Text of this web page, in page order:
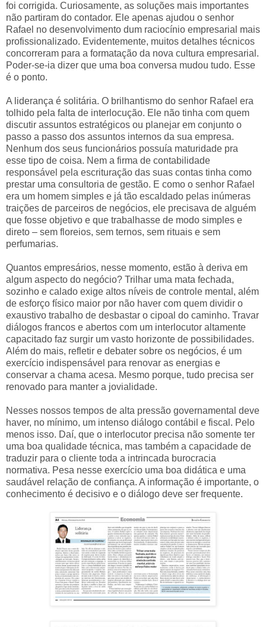
foi corrigida. Curiosamente, as soluções mais importantes
não partiram do contador. Ele apenas ajudou o senhor
Rafael no desenvolvimento dum raciocínio empresarial mais
profissionalizado. Evidentemente, muitos detalhes técnicos
concorreram para a formatação da nova cultura empresarial.
Poder-se-ia dizer que uma boa conversa mudou tudo. Esse
é o ponto.
A liderança é solitária. O brilhantismo do senhor Rafael era
tolhido pela falta de interlocução. Ele não tinha com quem
discutir assuntos estratégicos ou planejar em conjunto o
passo a passo dos assuntos internos da sua empresa.
Nenhum dos seus funcionários possuía maturidade pra
esse tipo de coisa. Nem a firma de contabilidade
responsável pela escrituração das suas contas tinha como
prestar uma consultoria de gestão. E como o senhor Rafael
era um homem simples e já tão escaldado pelas inúmeras
traições de parceiros de negócios, ele precisava de alguém
que fosse objetivo e que trabalhasse de modo simples e
direto – sem floreios, sem ternos, sem rituais e sem
perfumarias.
Quantos empresários, nesse momento, estão à deriva em
algum aspecto do negócio? Trilhar uma mata fechada,
sozinho e calado exige altos níveis de controle mental, além
de esforço físico maior por não haver com quem dividir o
exaustivo trabalho de desbastar o cipoal do caminho. Travar
diálogos francos e abertos com um interlocutor altamente
capacitado faz surgir um vasto horizonte de possibilidades.
Além do mais, refletir e debater sobre os negócios, é um
exercício indispensável para renovar as energias e
conservar a chama acesa. Mesmo porque, tudo precisa ser
renovado para manter a jovialidade.
Nesses nossos tempos de alta pressão governamental deve
haver, no mínimo, um intenso diálogo contábil e fiscal. Pelo
menos isso. Daí, que o interlocutor precisa não somente ter
uma boa qualidade técnica, mas também a capacidade de
traduzir para o cliente toda a intrincada burocracia
normativa. Pesa nesse exercício uma boa didática e uma
saudável relação de confiança. A informação é importante, o
conhecimento é decisivo e o diálogo deve ser frequente.